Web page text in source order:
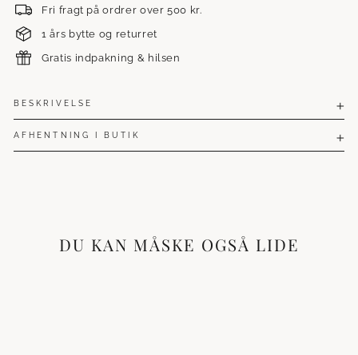
Fri fragt på ordrer over 500 kr.
1 års bytte og returret
Gratis indpakning & hilsen
BESKRIVELSE
AFHENTNING I BUTIK
DU KAN MÅSKE OGSÅ LIDE